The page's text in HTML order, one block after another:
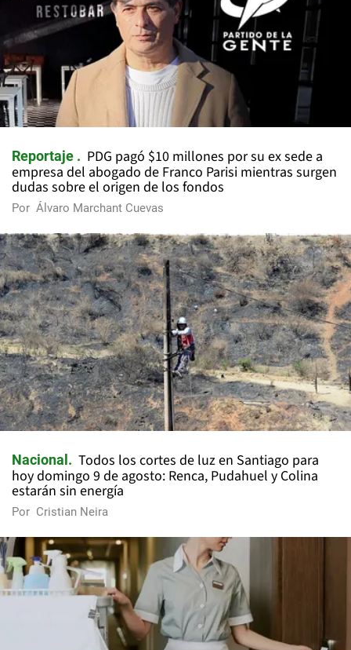
Reportaje
PDG pagó $10 millones por su ex sede a
empresa del abogado de Franco Parisi mientras surgen
dudas sobre el origen de los fondos
Por Álvaro Marchant Cuevas
Nacional
Todos los cortes de luz en Santiago para
hoy domingo 9 de agosto: Renca, Pudahuel y Colina
estarán sin energía
Por Cristian Neira